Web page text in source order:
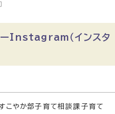
ーInstagram（インスタ
やか部子育て相談課子育て